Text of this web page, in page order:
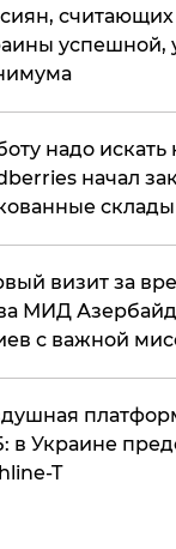
успешной,
надо
начал
склады
визит за
МИД
с важной
в Украине
T